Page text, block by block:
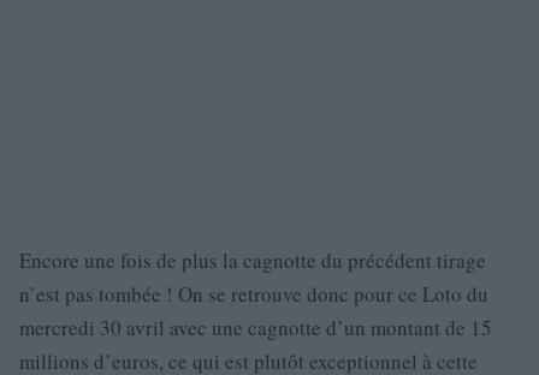
Encore une fois de plus la cagnotte du précédent tirage
n’est pas tombée ! On se retrouve donc pour ce Loto du
mercredi 30 avril avec une cagnotte d’un montant de 15
millions d’euros, ce qui est plutôt exceptionnel à cette